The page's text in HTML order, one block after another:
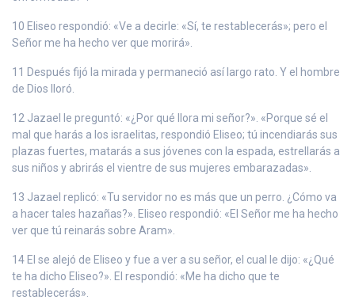
10 Eliseo respondió: «Ve a decirle: «Sí, te restablecerás»; pero el
Señor me ha hecho ver que morirá».
11 Después fijó la mirada y permaneció así largo rato. Y el hombre
de Dios lloró.
12 Jazael le preguntó: «¿Por qué llora mi señor?». «Porque sé el
mal que harás a los israelitas, respondió Eliseo; tú incendiarás sus
plazas fuertes, matarás a sus jóvenes con la espada, estrellarás a
sus niños y abrirás el vientre de sus mujeres embarazadas».
13 Jazael replicó: «Tu servidor no es más que un perro. ¿Cómo va
a hacer tales hazañas?». Eliseo respondió: «El Señor me ha hecho
ver que tú reinarás sobre Aram».
14 El se alejó de Eliseo y fue a ver a su señor, el cual le dijo: «¿Qué
te ha dicho Eliseo?». El respondió: «Me ha dicho que te
restablecerás».